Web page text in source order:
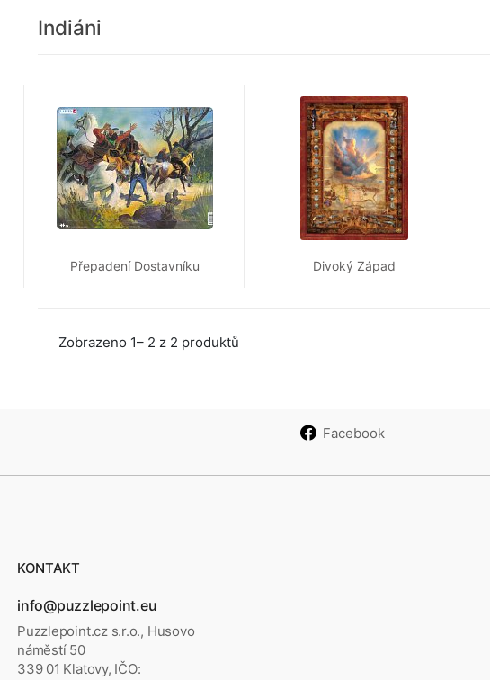
Indiáni
Přepadení Dostavníku Divoký Západ
Zobrazeno 1– 2 z 2 produktů
Facebook
KONTAKT
info@puzzlepoint.eu
Puzzlepoint.cz s.r.o., Husovo
náměstí 50
339 01 Klatovy, IČO: